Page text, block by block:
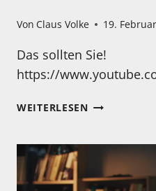
Von Claus Volke 19.
Das sollten Sie!
https://
WEITERLESENKENNEN
VOGLER?